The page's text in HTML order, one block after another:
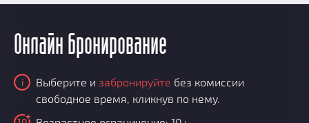
Онлайн бронирование
i Выберите и забронируйте без комиссии
свободное время, кликнув по нему.